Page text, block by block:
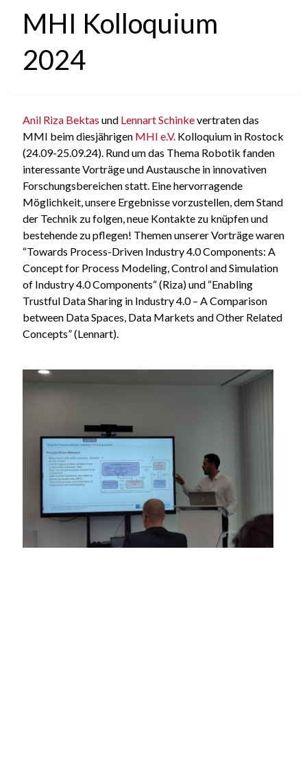
MHI Kolloquium
2024
Anil Riza Bektas und Lennart Schinkevertraten das
MMI beim diesjährigen MHI e.V. Kolloquium in Rostock
(24.09-25.09.24). Rund um das Thema Robotik fanden
interessante Vorträge und Austausche in innovativen
Forschungsbereichen statt. Eine hervorragende
Möglichkeit, unsere Ergebnisse vorzustellen, dem Stand
der Technik zu folgen, neue Kontakte zu knüpfen und
bestehende zu pflegen! Themen unserer Vorträge waren
“Towards Process-Driven Industry 4.0 Components: A
Concept for Process Modeling, Control and Simulation
of Industry 4.0 Components“ (Riza) und “Enabling
Trustful Data Sharing in Industry 4.0 – A Comparison
between Data Spaces, Data Markets and Other Related
Concepts” (Lennart).